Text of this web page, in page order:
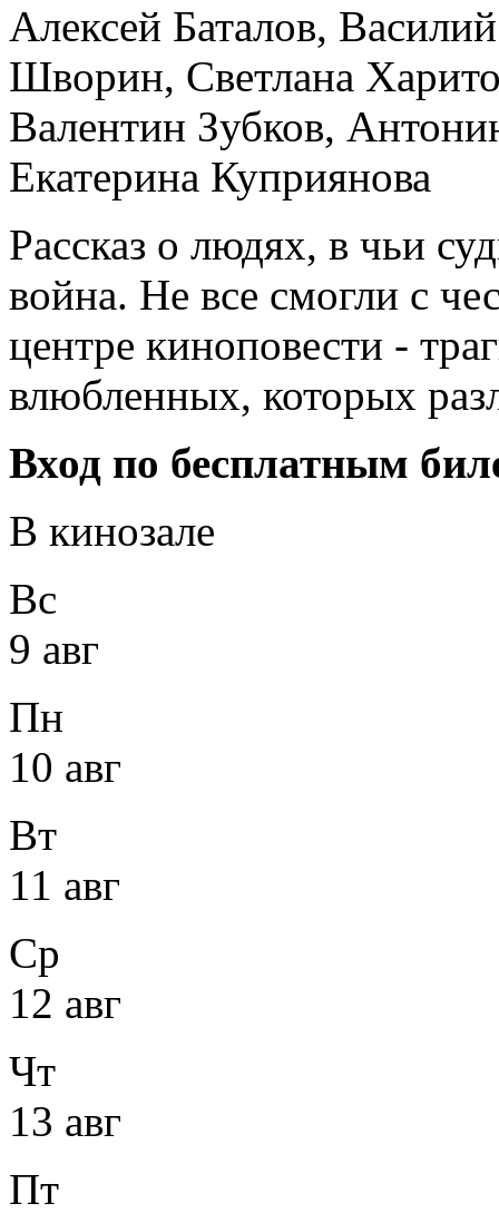
Алексей Баталов,
Шворин, Светлана
Валентин Зубков,
Екатерина Куприянова
Рассказ о людях, в чьи
война. Не все смогли с
центре киноповести -
влюбленных, которых
Вход по бесплатным
В кинозале
Вс
9 авг
Пн
10 авг
Вт
11 авг
Ср
12 авг
Чт
13 авг
Пт